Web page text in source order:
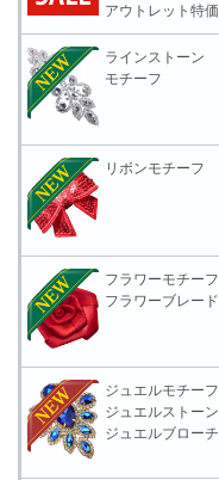
アウトレット特価
ラインストーン
モチーフ
リボンモチーフ
フラワーモチーフ
フラワーブレード
ジュエルモチーフ
ジュエルストーン
ジュエルブローチ